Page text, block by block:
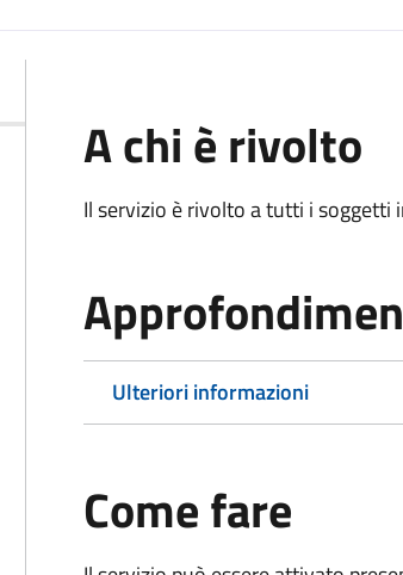
A chi è rivolto
Il servizio è rivolto a tutti i soggetti
Ulteriori informazioni
Come fare